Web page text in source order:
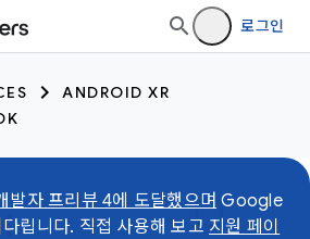
로그인
ANDROID XR
발자 프리뷰 4에 도달했으며 Google
립니다. 직접 사용해 보고 지원 페이